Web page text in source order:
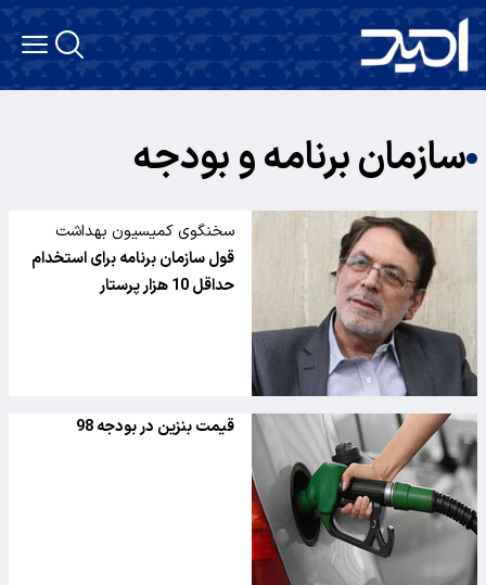
سازمان برنامه و بودجه
سخنگوی کمیسیون بهداشت
مجلس در گفت و گو با ایرنا اعلام
کرد
قول سازمان برنامه برای استخدام
حداقل 10 هزار پرستار
قیمت بنزین در بودجه 98